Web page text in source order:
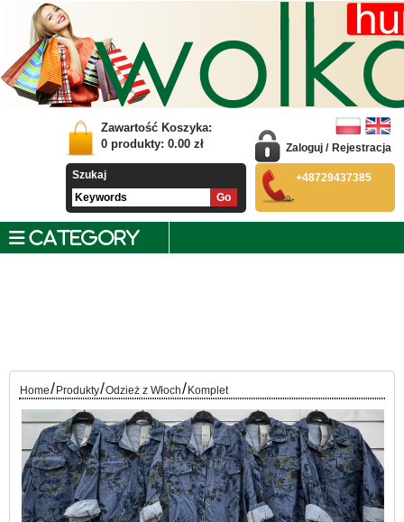
Zawartość Koszyka:
0 produkty: 0.00 zł
Szukaj
Zaloguj / Rejestracja
+48729437385
CATEGORY
Home/ Produkty/Odzież z Włoch/ Komplet